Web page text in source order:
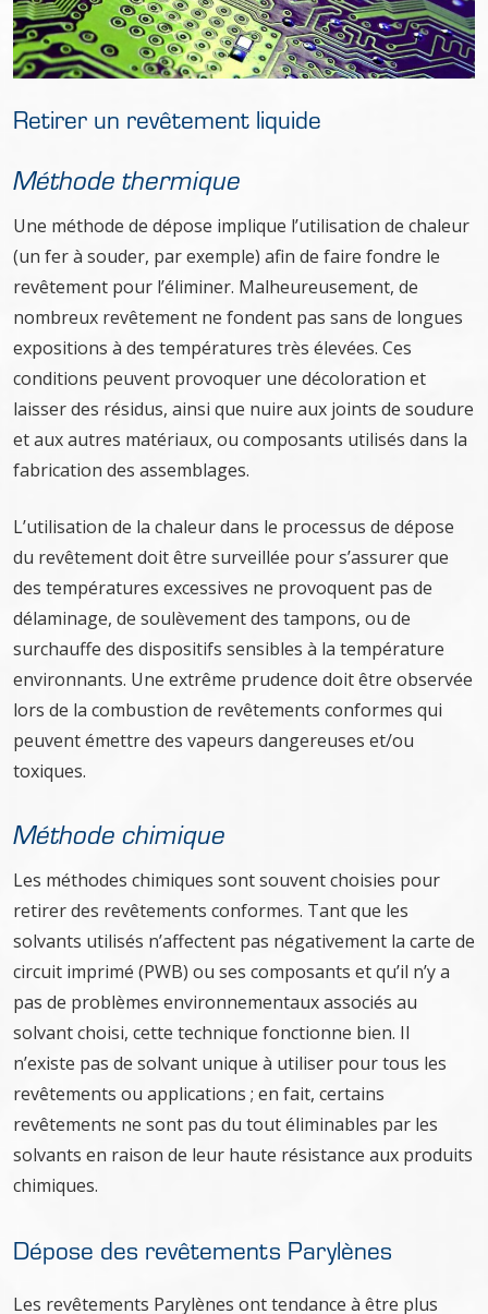
Retirer un revêtement liquide
Méthode thermique
Une méthode de dépose implique l’utilisation de chaleur
(un fer à souder, par exemple) afin de faire fondre le
revêtement pour l’éliminer. Malheureusement, de
nombreux revêtement ne fondent pas sans de longues
expositions à des températures très élevées. Ces
conditions peuvent provoquer une décoloration et
laisser des résidus, ainsi que nuire aux joints de soudure
et aux autres matériaux, ou composants utilisés dans la
fabrication des assemblages.
L’utilisation de la chaleur dans le processus de dépose
du revêtement doit être surveillée pour s’assurer que
des températures excessives ne provoquent pas de
délaminage, de soulèvement des tampons, ou de
surchauffe des dispositifs sensibles à la température
environnants. Une extrême prudence doit être observée
lors de la combustion de revêtements conformes qui
peuvent émettre des vapeurs dangereuses et/ou
toxiques.
Méthode chimique
Les méthodes chimiques sont souvent choisies pour
retirer des revêtements conformes. Tant que les
solvants utilisés n’affectent pas négativement la carte de
circuit imprimé (PWB) ou ses composants et qu’il n’y a
pas de problèmes environnementaux associés au
solvant choisi, cette technique fonctionne bien. Il
n’existe pas de solvant unique à utiliser pour tous les
revêtements ou applications ; en fait, certains
revêtements ne sont pas du tout éliminables par les
solvants en raison de leur haute résistance aux produits
chimiques.
Dépose des revêtements Parylènes
Les revêtements Parylènes ont tendance à être plus